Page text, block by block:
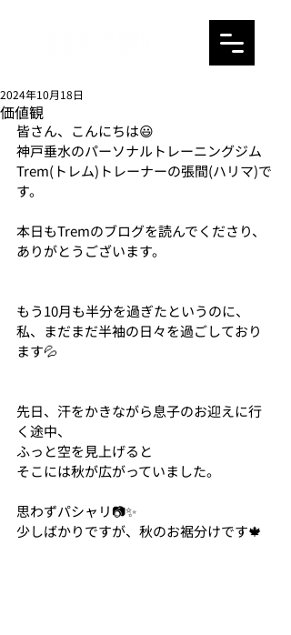
価値観
2024年10月18日
皆さん、こんにちは😃
神戸垂水のパーソナルトレーニングジム
Trem(トレム)トレーナーの張間(ハリマ)で
す。
本日もTremのブログを読んでくださり、
ありがとうございます。
もう10月も半分を過ぎたというのに、
私、まだまだ半袖の日々を過ごしており
ます💦
先日、汗をかきながら息子のお迎えに行
く途中、
ふっと空を見上げると
そこには秋が広がっていました。
思わずパシャリ📷✨
少しばかりですが、秋のお裾分けです🍁